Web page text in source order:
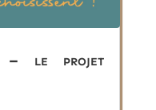
– le projet